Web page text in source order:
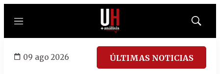
Menú
Mostrar
09 ago 2026 ÚLTIMAS NOTICIAS